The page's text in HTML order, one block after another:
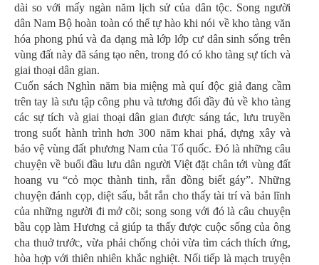
dài so với mấy ngàn năm lịch sử của dân tộc. Song người
dân Nam Bộ hoàn toàn có thể tự hào khi nói về kho tàng văn
hóa phong phú và đa dạng mà lớp lớp cư dân sinh sống trên
vùng đất này đã sáng tạo nên, trong đó có kho tàng sự tích và
giai thoại dân gian.
Cuốn sách Nghìn năm bia miệng mà quí độc giả đang cầm
trên tay là sưu tập công phu và tương đối đầy đủ về kho tàng
các sự tích và giai thoại dân gian được sáng tác, lưu truyền
trong suốt hành trình hơn 300 năm khai phá, dựng xây và
bảo vệ vùng đất phương Nam của Tổ quốc. Đó là những câu
chuyện về buổi đầu lưu dân người Việt đặt chân tới vùng đất
hoang vu “cỏ mọc thành tinh, rắn đồng biết gáy”. Những
chuyện đánh cọp, diệt sấu, bắt rắn cho thấy tài trí và bản lĩnh
của những người đi mở cõi; song song với đó là câu chuyện
bầu cọp làm Hương cả giúp ta thấy được cuộc sống của ông
cha thuở trước, vừa phải chống chỏi vừa tìm cách thích ứng,
hòa hợp với thiên nhiên khắc nghiệt. Nối tiếp là mạch truyện